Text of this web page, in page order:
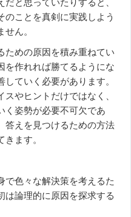
と思っていたりすると、
のことを真剣に実践しよう
ん。
ための原因を積み重ねてい
を作れれば勝てるようにな
ていく必要があります。
やヒントだけではなく、
く姿勢が必要不可欠であ
答えを見つけるための方法
ます。
で色々な解決策を考えるた
は論理的に原因を探求する